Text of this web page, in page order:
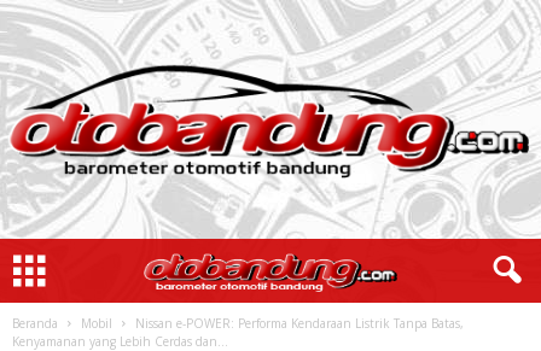
Beranda Mobil
Nissan e-POWER: Performa Kendaraan Listrik Tanpa Batas,
Kenyamanan yang Lebih Cerdas dan...